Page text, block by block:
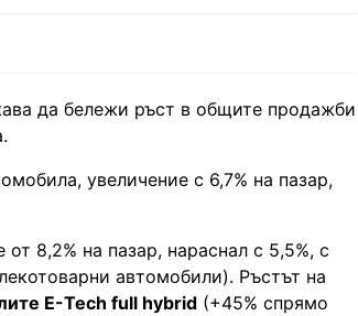
да бележи ръст в общите продажби
увеличение с 6,7% на пазар,
8,2% на пазар, нараснал с 5,5%, с
автомобили). Ръстът на
E-Tech full hybrid (+45% спрямо